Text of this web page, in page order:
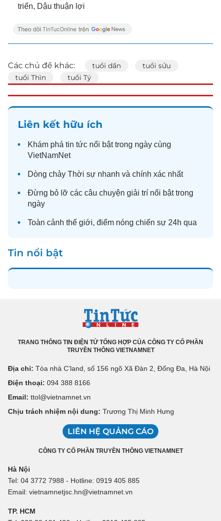
triển, Dậu thuận lợi
Các chủ đề khác: tuổi dần
tuổi sửu
tuổi Thìn
tuổi Tý
Liên kết hữu ích
Khám phá tin tức nổi bật trong ngày cùng
VietNamNet
Dòng chảy Thời sự nhanh và chính xác nhất
Đừng bỏ lỡ các câu chuyện giải trí nổi bật trong
ngày
Toàn cảnh thế giới, điểm nóng chiến sự 24h qua
Tin nổi bật
TRANG THÔNG TIN ĐIỆN TỬ TỔNG HỢP CỦA CÔNG TY CỔ PHẦN
TRUYỀN THÔNG VIETNAMNET
Địa chỉ: Tòa nhà C’land, số 156 ngõ Xã Đàn 2, Đống Đa, Hà Nội
Điện thoại: 094 388 8166
Email: ttol@vietnamnet.vn
Chịu trách nhiệm nội dung: Trương Thị Minh Hưng
LIÊN HỆ QUẢNG CÁO
CÔNG TY CỔ PHẦN TRUYỀN THÔNG VIETNAMNET
Hà Nội
Tel: 04 3772 7988 - Hotline: 0919 405 885
Email: vietnamnetjsc.hn@vietnamnet.vn
TP. HCM